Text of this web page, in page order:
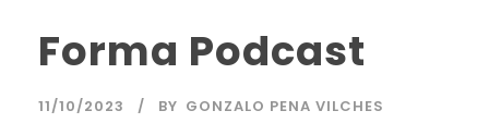
Forma Podcast
11/10/2023 BY GONZALO PENA VILCHES